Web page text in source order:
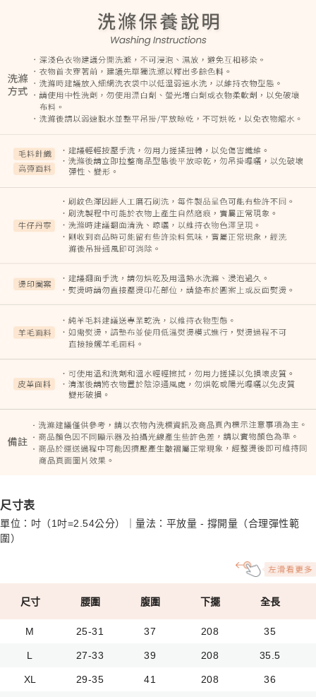
尺寸表
單位：吋（1吋=2.54公分）｜量法：平放量 - 撐開量（合理彈性範
圍）
尺寸 腰圍 腹圍 下擺 全長
M 25-31 37 208 35
L 27-33 39 208 35.5
XL 29-35 41 208 36